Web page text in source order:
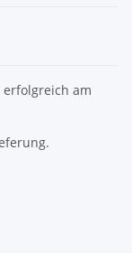
erfolgreich am